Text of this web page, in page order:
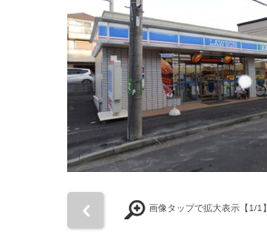
画像タップで拡大表示【1/1】